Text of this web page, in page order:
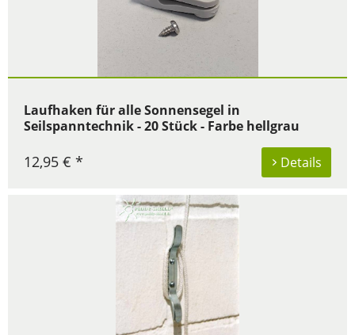
Laufhaken für alle Sonnensegel in
Seilspanntechnik - 20 Stück - Farbe hellgrau
Details
12,95 € *